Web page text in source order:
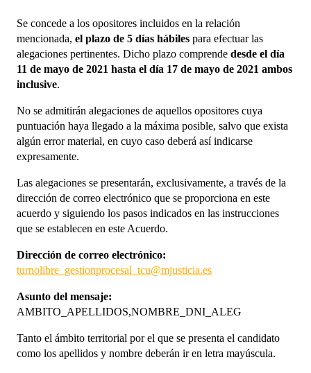
Se concede a los opositores incluidos en la relación
mencionada, el plazo de 5 días hábiles para efectuar las
alegaciones pertinentes. Dicho plazo comprende desde el día
11 de mayo de 2021 hasta el día 17 de mayo de 2021 ambos
inclusive.
No se admitirán alegaciones de aquellos opositores cuya
puntuación haya llegado a la máxima posible, salvo que exista
algún error material, en cuyo caso deberá así indicarse
expresamente.
Las alegaciones se presentarán, exclusivamente, a través de la
dirección de correo electrónico que se proporciona en este
acuerdo y siguiendo los pasos indicados en las instrucciones
que se establecen en este Acuerdo.
Dirección de correo electrónico:
turnolibre_gestionprocesal_tcu@mjusticia.es
Asunto del mensaje:
AMBITO_APELLIDOS,NOMBRE_DNI_ALEG
Tanto el ámbito territorial por el que se presenta el candidato
como los apellidos y nombre deberán ir en letra mayúscula.